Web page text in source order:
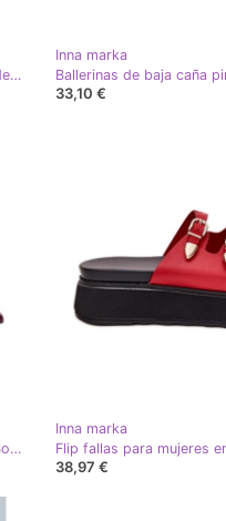
Tacones de encaje con un tacón de burdeos abierto rojo
Inna marka
33,10 €
Bomba sobre un tacón con un arco de Borgoña rojo
Inna marka
38,97 €